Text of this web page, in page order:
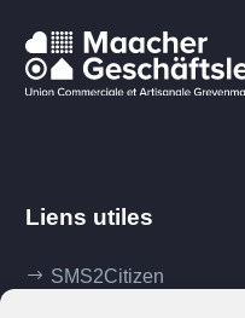
Liens utiles
SMS2Citizen